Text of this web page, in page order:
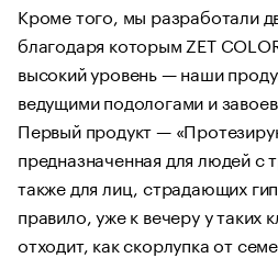
Кроме того, мы разработали
благодаря которым ZET
высокий уровень — наши
ведущими подологами и
Первый продукт —
предназначенная для людей с
также для лиц, страдающих
правило, уже к вечеру у таких
отходит, как скорлупка от